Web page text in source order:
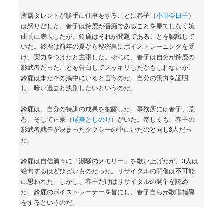
所属タレントが勝手に仕事をすることに春子（小泉今日子）
は怒りだした。春子は鈴鹿が音痴であることを果てしなく婉
曲的に表現したが、鈴鹿はそれが問題であることを認識して
いた。鈴鹿は前年の夏から秘密裏にボイストレーニングを受
け、実力をつけたと主張した。それに、春子は自分が鈴鹿の
影武者だったことを告白してスッキリしたかもしれないが、
鈴鹿は未だその渦中にいると言うのだ。自分の実力を証明
し、暗い過去と決別したいというのだ。
鈴鹿は、自分の特訓の成果を披露した。事務所には春子、荒
巻、そして正宗（尾美としのり ）がいた。奇しくも、春子の
影武者就任が決まったタクシーの中にいたのと同じ3人だっ
た。
鈴鹿は自信満々に「潮騒のメモリー」を歌い上げたが、3人は
絶句するほどひどいものだった。リサイタルの開催は不可能
に思われた。しかし、春子だけはリサイタルの開催を認め
た。鈴鹿のボイストレーナーを首にし、春子自らが歌唱指導
をするというのだ。